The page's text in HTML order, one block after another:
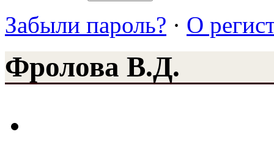
Забыли пароль? · О
Фролова В.Д.